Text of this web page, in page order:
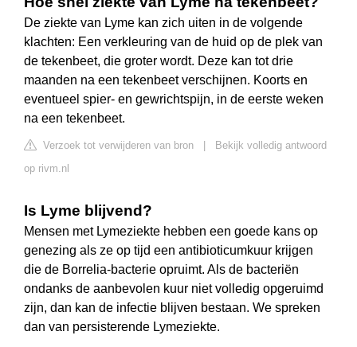
De ziekte van Lyme kan zich uiten in de volgende
klachten: Een verkleuring van de huid op de plek van
de tekenbeet, die groter wordt. Deze kan tot drie
maanden na een tekenbeet verschijnen. Koorts en
eventueel spier- en gewrichtspijn, in de eerste weken
na een tekenbeet.
Verzoek tot verwijderen van bron
Bekijk volledig antwoord
op rivm.nl
Is Lyme blijvend?
Mensen met Lymeziekte hebben een goede kans op
genezing als ze op tijd een antibioticumkuur krijgen
die de Borrelia-bacterie opruimt. Als de bacteriën
ondanks de aanbevolen kuur niet volledig opgeruimd
zijn, dan kan de infectie blijven bestaan. We spreken
dan van persisterende Lymeziekte.